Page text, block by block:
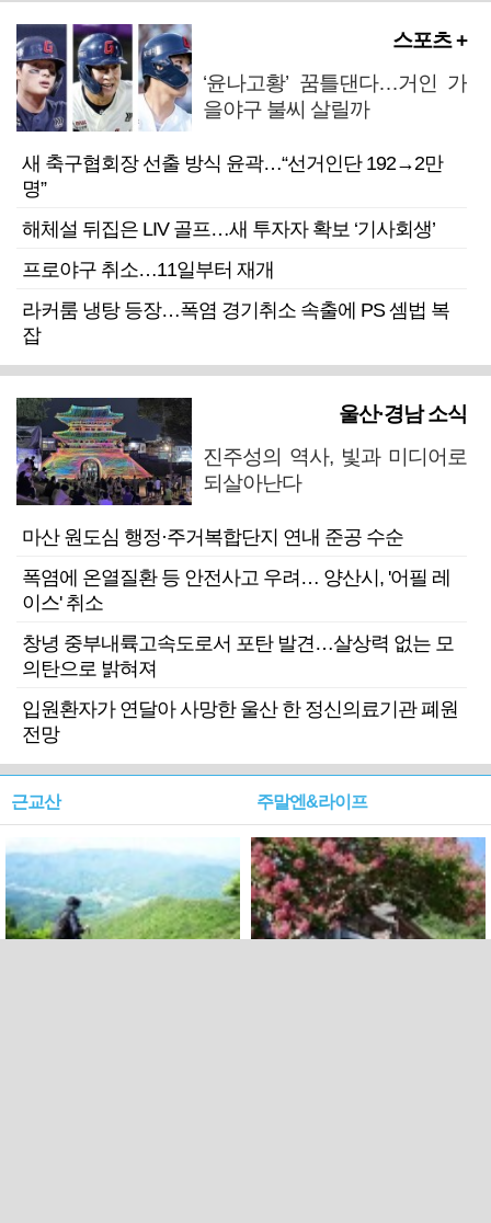
스포츠 +
‘윤나고황’ 꿈틀댄다…거인 가
을야구 불씨 살릴까
새 축구협회장 선출 방식 윤곽…“선거인단 192→2만
명”
해체설 뒤집은 LIV 골프…새 투자자 확보 ‘기사회생’
프로야구 취소…11일부터 재개
라커룸 냉탕 등장…폭염 경기취소 속출에 PS 셈법 복
잡
울산·경남 소식
진주성의 역사, 빛과 미디어로
되살아난다
마산 원도심 행정·주거복합단지 연내 준공 수순
폭염에 온열질환 등 안전사고 우려… 양산시, '어필 레
이스' 취소
창녕 중부내륙고속도로서 포탄 발견…살상력 없는 모
의탄으로 밝혀져
입원환자가 연달아 사망한 울산 한 정신의료기관 폐원
전망
근교산 주말엔&라이프